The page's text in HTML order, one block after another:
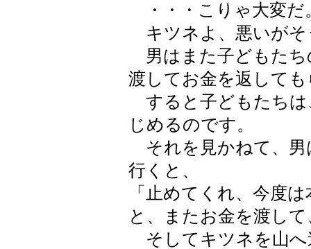
・・・こりゃ大変だ
キツネよ、悪いがそ
男はまた子どもたち
渡してお金を返して
すると子どもたちは
じめるのです。
それを見かねて、男
行くと、
「止めてくれ、今度
と、またお金を渡し
そしてキツネを山へ